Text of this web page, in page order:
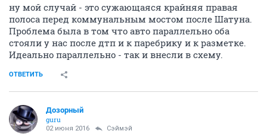
ну мой случай - это сужающаяся крайняя правая
полоса перед коммунальным мостом после Шатуна.
Проблема была в том что авто параллельно оба
стояли у нас после дтп и к паребрику и к разметке.
Идеально параллельно - так и внесли в схему.
ОТВЕТИТЬ
Дозорный
guru
02 июня 2016 Сэймэй